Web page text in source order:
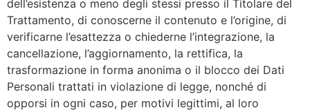
dell’esistenza o meno degli stessi presso il Titolare del
Trattamento, di conoscerne il contenuto e l’origine, di
verificarne l’esattezza o chiederne l’integrazione, la
cancellazione, l’aggiornamento, la rettifica, la
trasformazione in forma anonima o il blocco dei Dati
Personali trattati in violazione di legge, nonché di
opporsi in ogni caso, per motivi legittimi, al loro